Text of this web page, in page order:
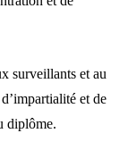
surveillants et au
et de
diplôme.